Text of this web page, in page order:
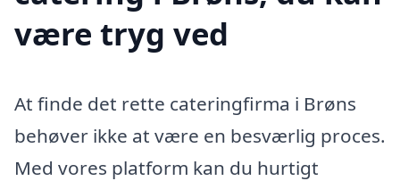
være tryg ved
At finde det rette cateringfirma i Brøns
behøver ikke at være en besværlig proces.
Med vores platform kan du hurtigt